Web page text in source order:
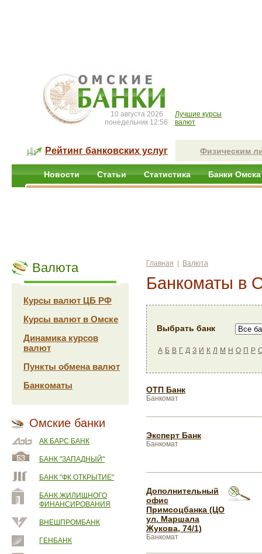
10 августа 2026
понедельник 12:56
Лучшие курсы
валют
Рейтинг банковских услуг Физическим
Новости Статьи Статистика Банки Омска
Валюта
Курсы валют ЦБ РФ
Курсы валют в Омске
Динамика курсов
валют
Пункты обмена валют
Банкоматы
Омские банки
АК БАРС БАНК
БАНК "ЗАПАДНЫЙ"
БАНК "ФК ОТКРЫТИЕ"
БАНК ЖИЛИЩНОГО
ФИНАНСИРОВАНИЯ
ВНЕШПРОМБАНК
ГЕНБАНК
Главная Валюта
Банкоматы в
Выбрать банк
А Б В Г Д З И К Л М Н О П Р
ОТП Банк
Банкомат
Эксперт Банк
Банкомат
Дополнительный
офис
Примсоцбанка (ЦО
ул. Маршала
Жукова, 74/1)
Банкомат